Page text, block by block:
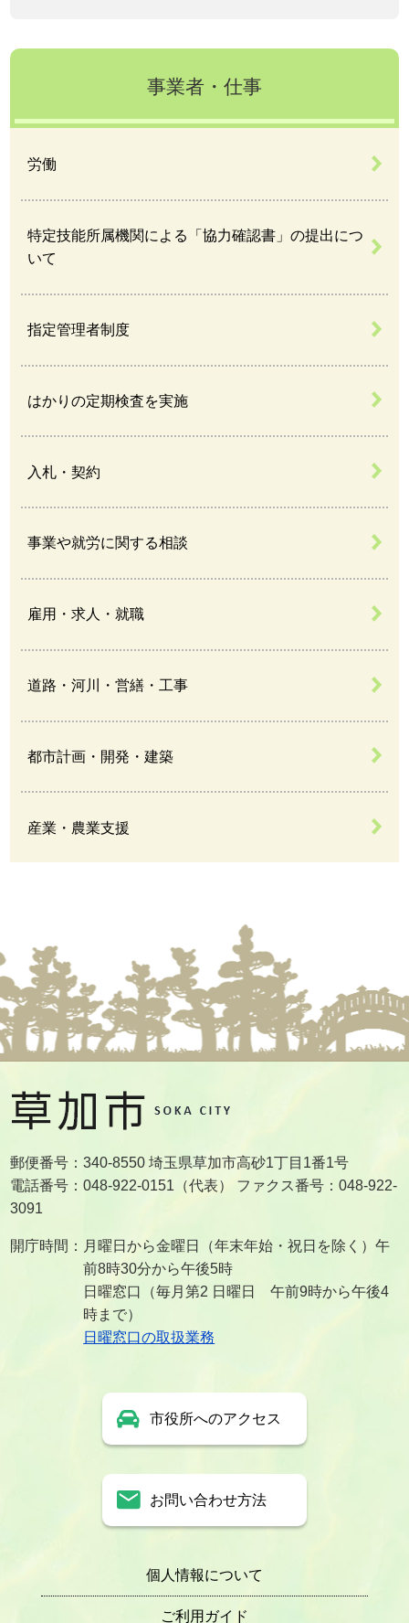
事業者・仕事
労働
特定技能所属機関による「協力確認書」の提出につ
いて
指定管理者制度
はかりの定期検査を実施
入札・契約
事業や就労に関する相談
雇用・求人・就職
道路・河川・営繕・工事
都市計画・開発・建築
産業・農業支援
郵便番号：340-8550 埼玉県草加市高砂1丁目1番1号
電話番号：048-922-0151（代表） ファクス番号：048-922-
3091
開庁時間：月曜日から金曜日（年末年始・祝日を除く）午
前8時30分から午後5時
日曜窓口（毎月第2 日曜日 午前9時から午後4
時まで）
日曜窓口の取扱業務
市役所へのアクセス
お問い合わせ方法
個人情報について
ご利用ガイド